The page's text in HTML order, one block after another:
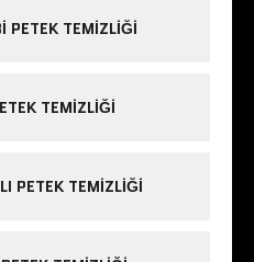
PETEK TEMIZLIĞI
TEMIZLIĞI
PETEK TEMIZLIĞI